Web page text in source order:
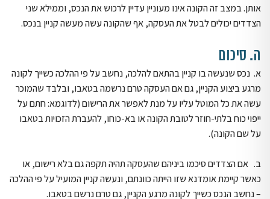
אותן. במצב זה הקונה אינו מעוניין עדיין לרכוש את הנכס, וממילא שני
הצדדים יכולים לבטל את העסקה, אף שהקונה עשה מעשה קניין בנכס.
ה. סיכום
א. נכס שנעשה בו קניין בהתאם להלכה, נחשב על פי ההלכה כשייך לקונה
מרגע ביצוע הקניין, גם אם העסקה טרם נרשמה בטאבו, ובלבד שהמוכר
עשה את כל המוטל עליו על מנת לאפשר את הרישום (לדוגמא: חתם על
ייפוי כוח בלתי-חוזר לטובת הקונה או בא-כוחו, להעברת הזכויות בטאבו
על שם הקונה).
ב. אם הצדדים סיכמו ביניהם שהעסקה תהיה תקפה גם בלא רישום, או
כאשר קיימת אומדנא שזו הייתה כוונתם, ונעשה קניין המועיל על פי ההלכה
– נחשב הנכס כשייך לקונה מרגע הקניין, גם טרם נרשם בטאבו.